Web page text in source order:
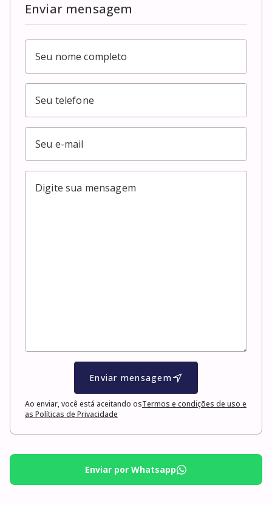
Enviar mensagem
Enviar mensagem
Ao enviar, você está aceitando osTermos e condições de uso e
as Políticas de Privacidade
Enviar por Whatsapp